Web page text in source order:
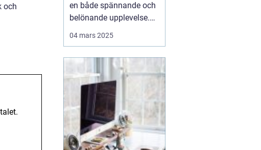
och
en både spännande och
belönande upplevelse.
att investera i något som
u...
04 mars 2025